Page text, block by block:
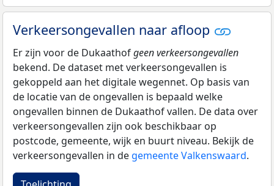
Verkeersongevallen naar afloop
Er zijn voor de Dukaathofgeen verkeersongevallen
bekend. De dataset met verkeersongevallen is
gekoppeld aan het digitale wegennet. Op basis van
de locatie van de ongevallen is bepaald welke
ongevallen binnen de Dukaathof vallen. De data over
verkeersongevallen zijn ook beschikbaar op
postcode, gemeente, wijk en buurt niveau. Bekijk de
verkeersongevallen in de gemeente Valkenswaard.